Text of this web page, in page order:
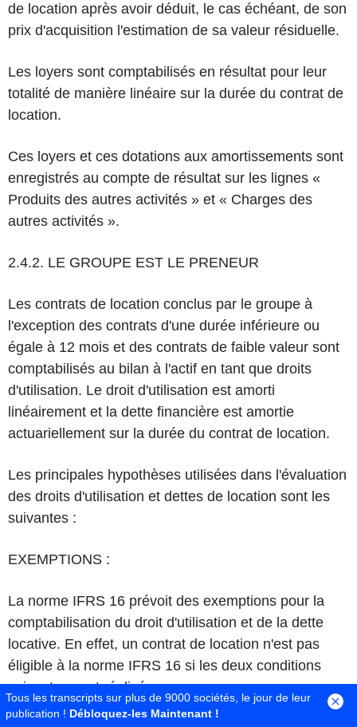
de location après avoir déduit, le cas échéant, de son
prix d'acquisition l'estimation de sa valeur résiduelle.
Les loyers sont comptabilisés en résultat pour leur
totalité de manière linéaire sur la durée du contrat de
location.
Ces loyers et ces dotations aux amortissements sont
enregistrés au compte de résultat sur les lignes «
Produits des autres activités » et « Charges des
autres activités ».
2.4.2. LE GROUPE EST LE PRENEUR
Les contrats de location conclus par le groupe à
l'exception des contrats d'une durée inférieure ou
égale à 12 mois et des contrats de faible valeur sont
comptabilisés au bilan à l'actif en tant que droits
d'utilisation. Le droit d'utilisation est amorti
linéairement et la dette financière est amortie
actuariellement sur la durée du contrat de location.
Les principales hypothèses utilisées dans l'évaluation
des droits d'utilisation et dettes de location sont les
suivantes :
EXEMPTIONS :
La norme IFRS 16 prévoit des exemptions pour la
comptabilisation du droit d'utilisation et de la dette
locative. En effet, un contrat de location n'est pas
éligible à la norme IFRS 16 si les deux conditions
suivantes sont réalisées :
Tous les transcripts sur plus de 9000 sociétés, le jour de leur
publication ! Débloquez-les Maintenant !